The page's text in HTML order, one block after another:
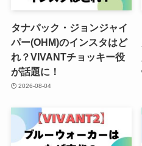
タナパック・ジョンジャイ
パー(OHM)のインスタはど
れ？VIVANTチョッキー役
が話題に！
2026-08-04